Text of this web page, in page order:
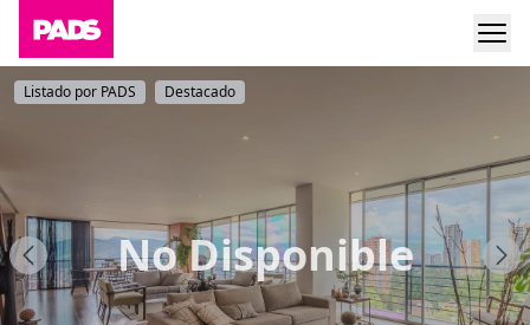
No Disponible
Listado por PADS Destacado